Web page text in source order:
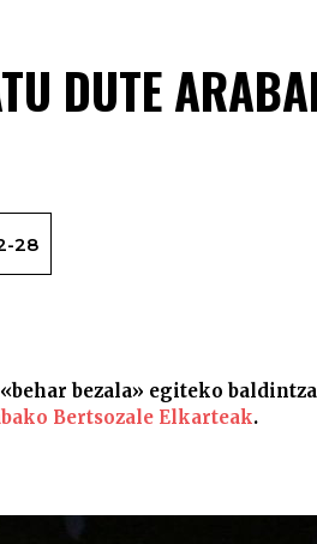
DUTE
28
bezala» egiteko
Bertsozale Elkarteak.